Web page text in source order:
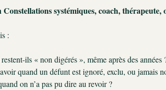
systémiques, coach,
:
ils « non digérés », même après des années
quand un défunt est ignoré, exclu, ou jamais
on n’a pas pu dire au revoir ?